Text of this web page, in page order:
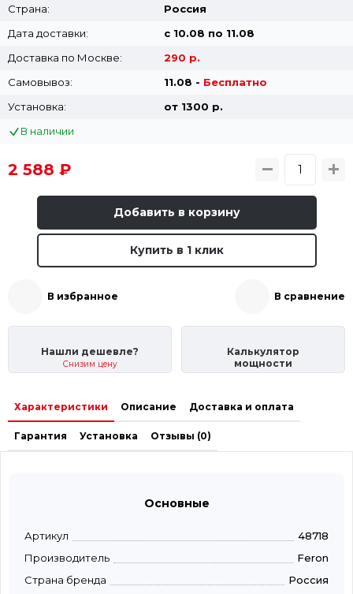
Страна:
Россия
Дата доставки:
с 10.08 по 11.08
Доставка по Москве:
290 р.
Самовывоз:
11.08 - Бесплатно
Установка:
от 1300 p.
В наличии
2 588 ₽
Добавить в корзину
Купить в 1 клик
В избранное В сравнение
Нашли дешевле?
Снизим цену
Калькулятор
мощности
Характеристики Описание Доставка и оплата
Гарантия Установка Отзывы (0)
Основные
Артикул
48718
Производитель
Feron
Страна бренда
Россия